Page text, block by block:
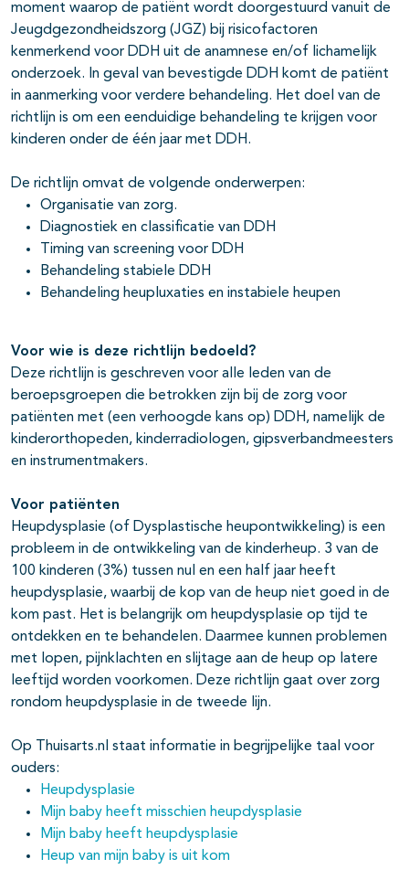
moment waarop de patiënt wordt doorgestuurd vanuit de
Jeugdgezondheidszorg (JGZ) bij risicofactoren
kenmerkend voor DDH uit de anamnese en/of lichamelijk
onderzoek. In geval van bevestigde DDH komt de patiënt
in aanmerking voor verdere behandeling. Het doel van de
richtlijn is om een eenduidige behandeling te krijgen voor
kinderen onder de één jaar met DDH.
De richtlijn omvat de volgende onderwerpen:
Organisatie van zorg.
Diagnostiek en classificatie van DDH
Timing van screening voor DDH
Behandeling stabiele DDH
Behandeling heupluxaties en instabiele heupen
Voor wie is deze richtlijn bedoeld?
Deze richtlijn is geschreven voor alle leden van de
beroepsgroepen die betrokken zijn bij de zorg voor
patiënten met (een verhoogde kans op) DDH, namelijk de
kinderorthopeden, kinderradiologen, gipsverbandmeesters
en instrumentmakers.
Voor patiënten
Heupdysplasie (of Dysplastische heupontwikkeling) is een
probleem in de ontwikkeling van de kinderheup. 3 van de
100 kinderen (3%) tussen nul en een half jaar heeft
heupdysplasie, waarbij de kop van de heup niet goed in de
kom past. Het is belangrijk om heupdysplasie op tijd te
ontdekken en te behandelen. Daarmee kunnen problemen
met lopen, pijnklachten en slijtage aan de heup op latere
leeftijd worden voorkomen. Deze richtlijn gaat over zorg
rondom heupdysplasie in de tweede lijn.
Op Thuisarts.nl staat informatie in begrijpelijke taal voor
ouders:
Heupdysplasie
Mijn baby heeft misschien heupdysplasie
Mijn baby heeft heupdysplasie
Heup van mijn baby is uit kom